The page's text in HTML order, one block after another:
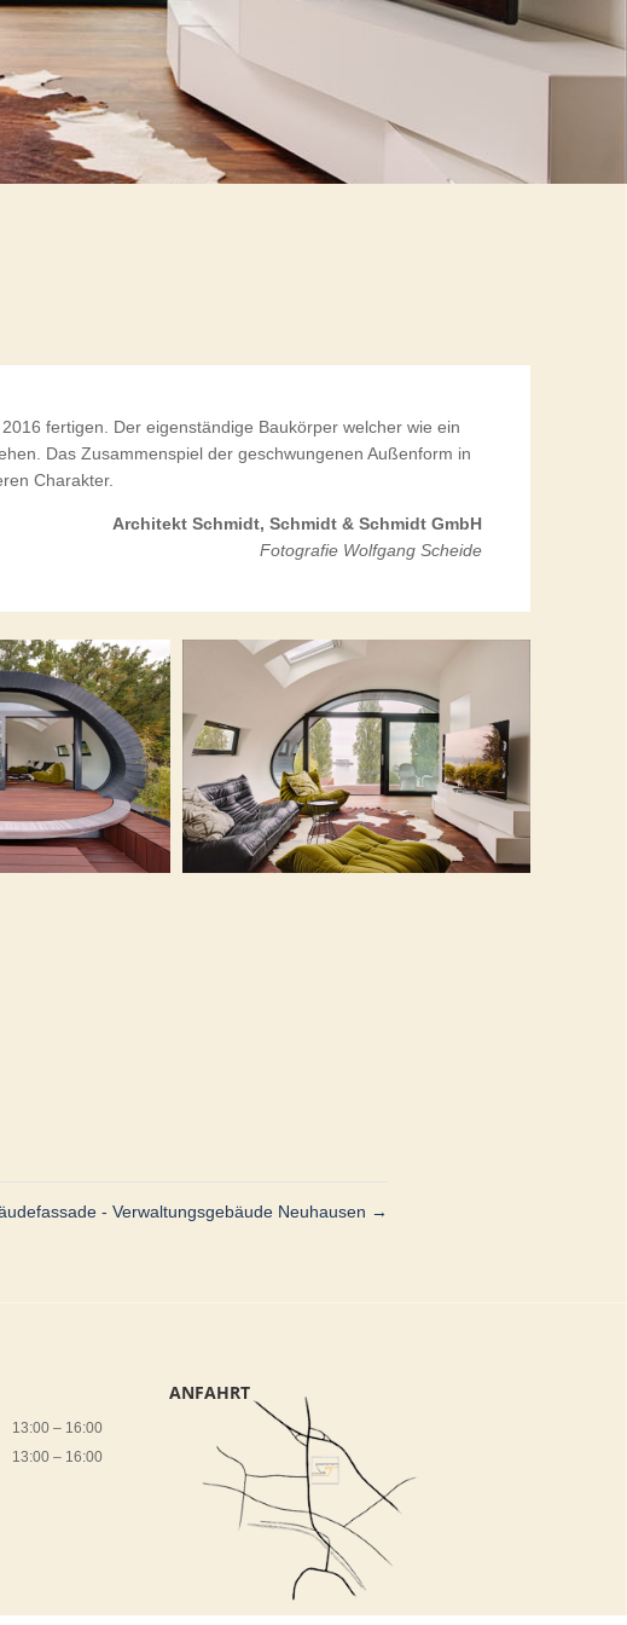
fertigen. Der eigenständige Baukörper welcher wie ein
Das Zusammenspiel der geschwungenen Außenform in
Charakter.
Architekt Schmidt, Schmidt & Schmidt GmbH
Fotografie Wolfgang Scheide
- Verwaltungsgebäude Neuhausen →
13:00 – 16:00
13:00 – 16:00
ANFAHRT
ZU GOOGLE
MAPS